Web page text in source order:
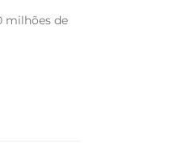
milhões de